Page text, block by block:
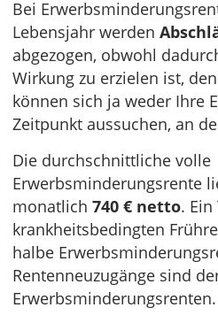
Bei
Lebensjahr werden
abgezogen, obwohl
Wirkung zu erzielen ist,
können sich ja weder Ihre
Zeitpunkt aussuchen, an
Die durchschnittliche volle
Erwerbsminderungsrente
monatlich 740 € netto.
krankheitsbedingten
halbe
Rentenneuzugänge sind
Erwerbsminderungsrenten.